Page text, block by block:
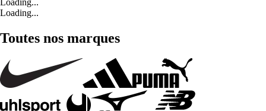
Loading...
Toutes nos marques